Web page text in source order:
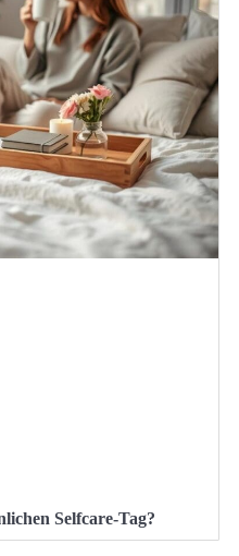
Selfcare-Tag?